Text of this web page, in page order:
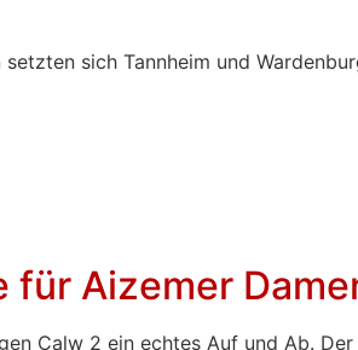
sich Tannheim und
Aizemer
Calw 2 ein echtes Auf und Ab.